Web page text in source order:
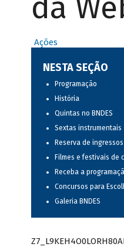
da
Ações
NESTA SEÇÃO
Programação
História
Quintas no BNDES
Sextas instrumentais
Reserva de ingressos
Filmes e festivais de
Receba a
Concursos para
Galeria BNDES